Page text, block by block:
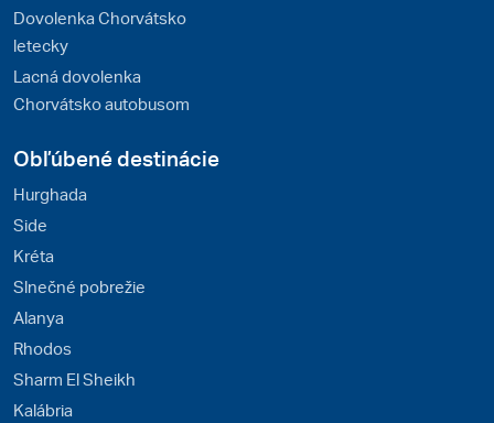
Dovolenka Chorvátsko
letecky
Lacná dovolenka
Chorvátsko autobusom
Obľúbené destinácie
Hurghada
Side
Kréta
Slnečné pobrežie
Alanya
Rhodos
Sharm El Sheikh
Kalábria